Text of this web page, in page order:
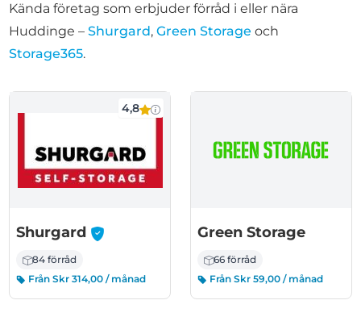
Kända företag som erbjuder förråd i eller nära
Huddinge –Shurgard,Green Storage och
Storage365.
4,8
Shurgard -
84 förråd
Från Skr 314,00 / månad
Green Storage
66 förråd
Från Skr 59,00 / månad